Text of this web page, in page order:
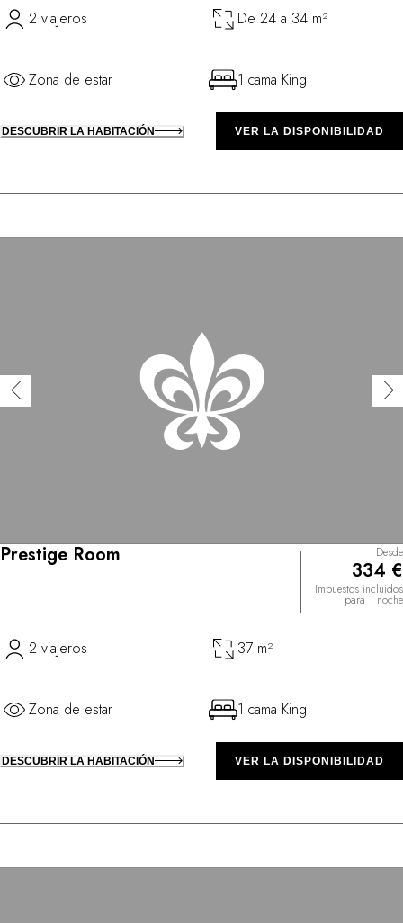
2 viajeros De 24 a 34 m²
Zona de estar 1 cama King
DESCUBRIR LA HABITACIÓN VER LA DISPONIBILIDAD
Prestige Room Desde
334 €
Impuestos incluidos
para 1 noche
2 viajeros 37 m²
Zona de estar 1 cama King
DESCUBRIR LA HABITACIÓN VER LA DISPONIBILIDAD